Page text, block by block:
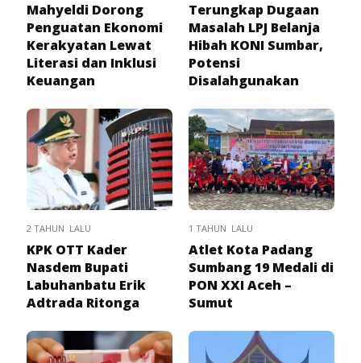
Mahyeldi Dorong
Penguatan Ekonomi
Kerakyatan Lewat
Literasi dan Inklusi
Keuangan
Terungkap Dugaan
Masalah LPJ Belanja
Hibah KONI Sumbar,
Potensi
Disalahgunakan
2 TAHUN LALU
KPK OTT Kader
Nasdem Bupati
Labuhanbatu Erik
Adtrada Ritonga
1 TAHUN LALU
Atlet Kota Padang
Sumbang 19 Medali di
PON XXI Aceh –
Sumut